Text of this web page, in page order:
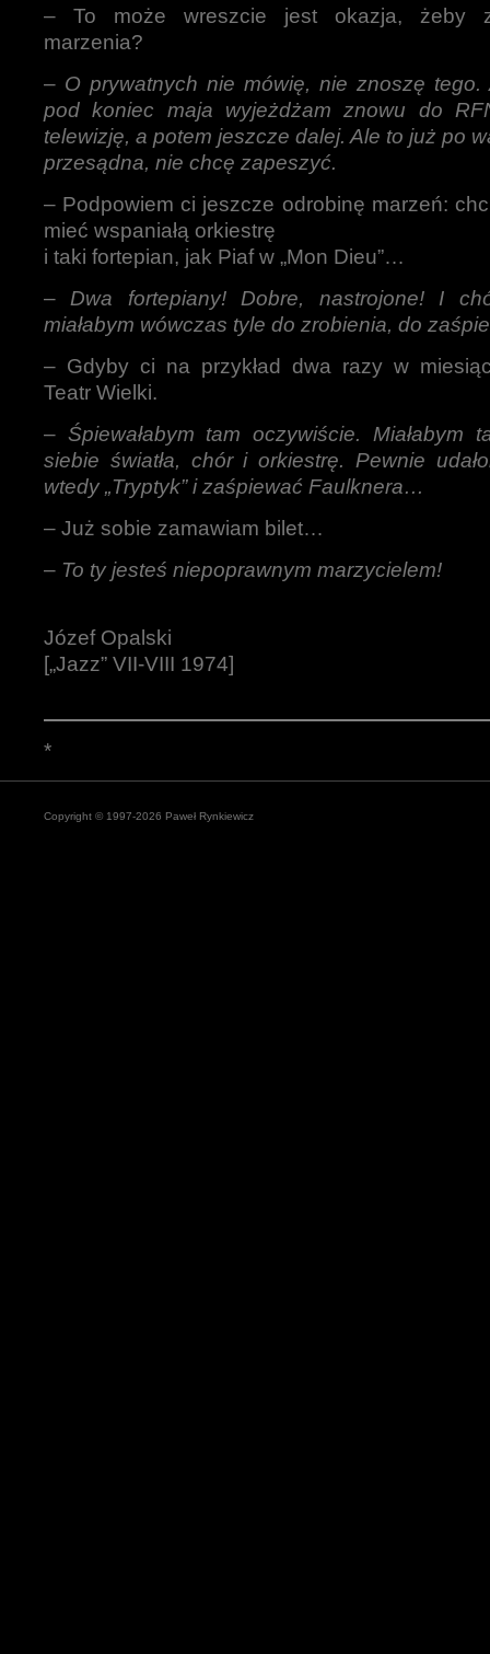
– To może wreszcie jest okazja, żeby
marzenia?
– O prywatnych nie mówię, nie znoszę tego.
pod koniec maja wyjeżdżam znowu do
telewizję, a potem jeszcze dalej. Ale to już po
przesądna, nie chcę zapeszyć.
– Podpowiem ci jeszcze odrobinę marzeń:
mieć wspaniałą orkiestrę
i taki fortepian, jak Piaf w „Mon Dieu”…
– Dwa fortepiany! Dobre, nastrojone! I
miałabym wówczas tyle do zrobienia, do
– Gdyby ci na przykład dwa razy w
Teatr Wielki.
– Śpiewałabym tam oczywiście. Miałabym
siebie światła, chór i orkiestrę. Pewnie
wtedy „Tryptyk” i zaśpiewać Faulknera…
– Już sobie zamawiam bilet…
– To ty jesteś niepoprawnym marzycielem!
Józef Opalski
[„Jazz” VII-VIII 1974]
*
Copyright © 1997-2026 Paweł Rynkiewicz